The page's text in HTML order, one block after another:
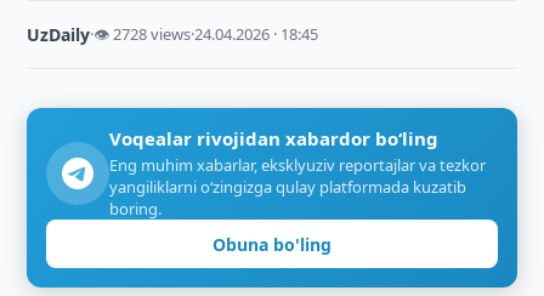
UzDaily·👁 2728 views·24.04.2026 · 18:45
Voqealar rivojidan xabardor bo‘ling
Eng muhim xabarlar, eksklyuziv reportajlar va tezkor
yangiliklarni o‘zingizga qulay platformada kuzatib
boring.
Obuna bo'ling